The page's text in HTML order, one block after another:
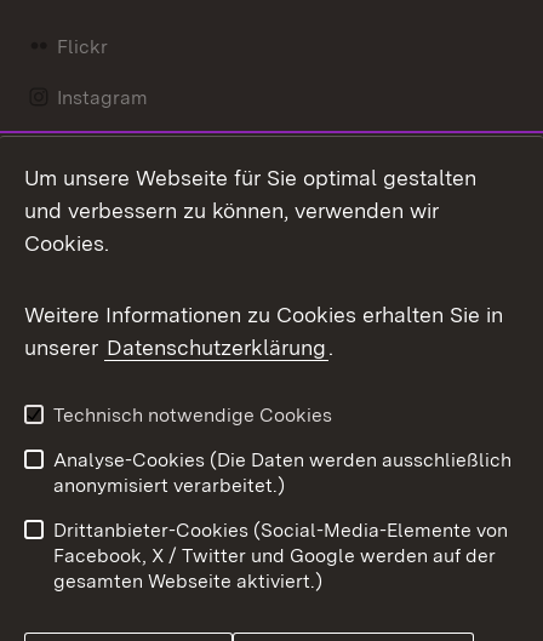
Flickr
Instagram
Mastodon
Messenger
Social Wall
X / Twitter
Youtube
Benutzungshinweise
Barrierefreiheit
Datenschutz
Cookies
Um unsere Webseite für Sie optimal gestalten
und verbessern zu können, verwenden wir
Cookies.
Weitere Informationen zu Cookies erhalten Sie in
unserer Datenschutzerklärung.
Technisch notwendige Cookies
Analyse-Cookies (Die Daten werden ausschließlich
anonymisiert verarbeitet.)
Drittanbieter-Cookies (Social-Media-Elemente von
Facebook, X / Twitter und Google werden auf der
gesamten Webseite aktiviert.)